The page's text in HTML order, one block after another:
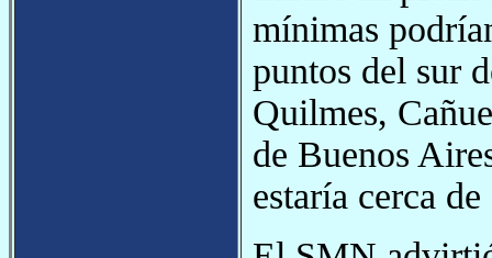
mínimas
puntos del sur
Quilmes,
de Buenos
estaría cerca